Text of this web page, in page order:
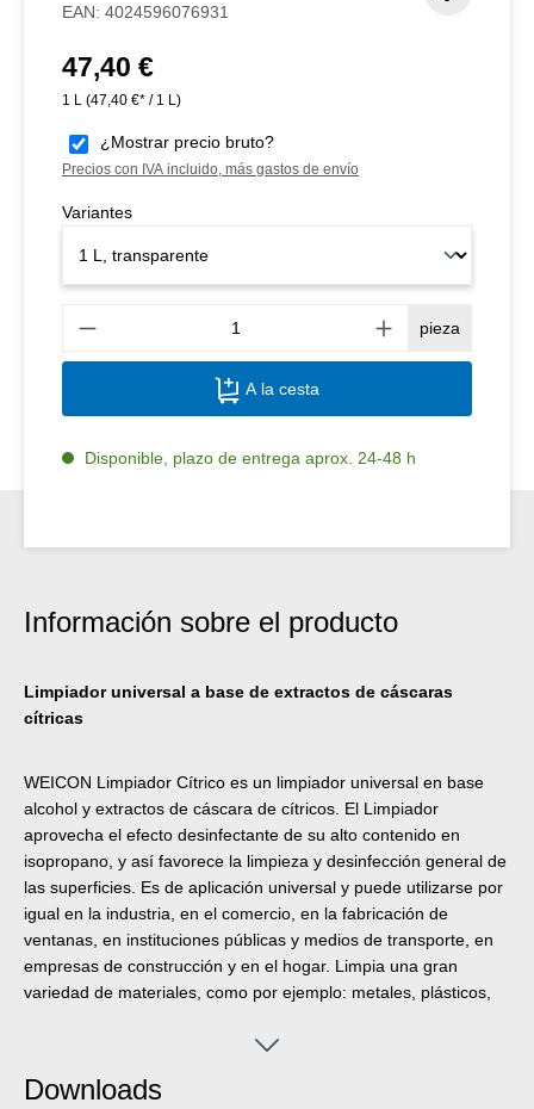
EAN: 4024596076931
Precio normal:
47,40 €
1 L (47,40 €* / 1 L)
¿Mostrar precio bruto?
Precios con IVA incluido, más gastos de envío
Variantes
pieza
A la cesta
Disponible, plazo de entrega aprox. 24-48 h
Información sobre el producto
Limpiador universal a base de extractos de cáscaras
cítricas
WEICON Limpiador Cítrico es un limpiador universal en base
alcohol y extractos de cáscara de cítricos. El Limpiador
aprovecha el efecto desinfectante de su alto contenido en
isopropano, y así favorece la limpieza y desinfección general de
las superficies. Es de aplicación universal y puede utilizarse por
igual en la industria, en el comercio, en la fabricación de
ventanas, en instituciones públicas y medios de transporte, en
empresas de construcción y en el hogar. Limpia una gran
variedad de materiales, como por ejemplo: metales, plásticos,
Limpiador Cítrico WEICON también logra un alto grado de
medidas de higiene adicionales, la limpieza de herramientas de
Downloads